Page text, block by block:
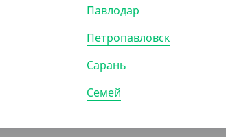
Павлодар
Петропавловск
Сарань
Семей